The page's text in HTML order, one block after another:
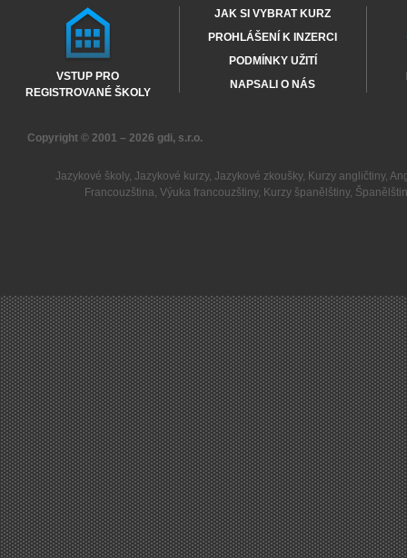
VSTUP PRO
REGISTROVANÉ ŠKOLY
JAK SI VYBRAT KURZ
PROHLÁŠENÍ K INZERCI
PODMÍNKY UŽITÍ
NAPSALI O NÁS
Copyright © 2001 – 2026 gdi, s.r.o.
Jazykové školy, Jazykové kurzy, Jazykové zkoušky, Kurzy angličtiny,
Francouzština,Výuka francouzštiny, Kurzy španělštiny,